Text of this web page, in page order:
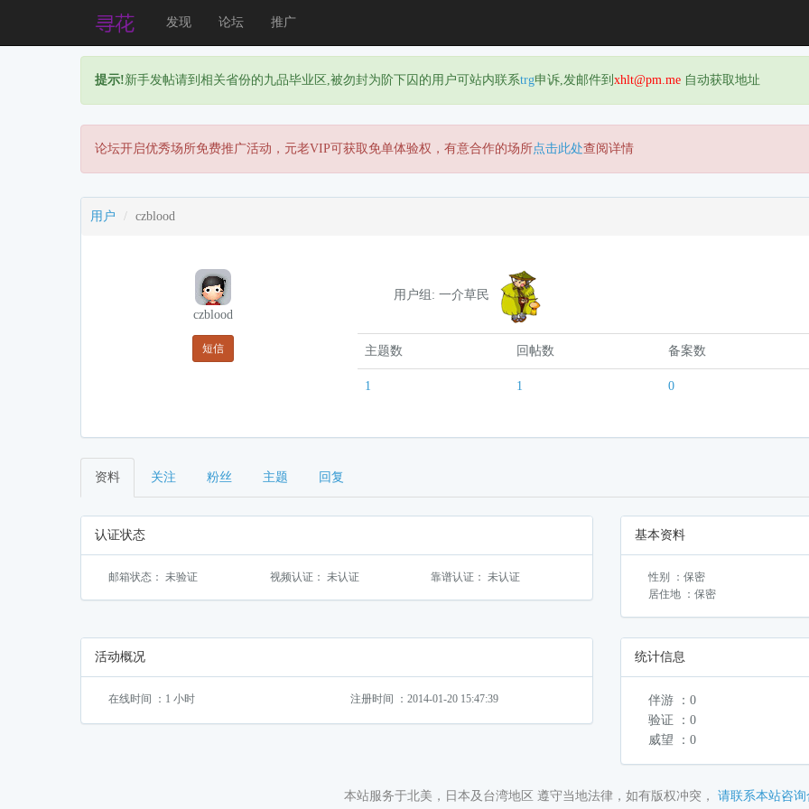
发现 论坛 推广
提示!新手发帖请到相关省份的九品毕业区,被勿封为阶下囚的用户可站内联系trg申诉,发邮件到 xhlt@pm.me 自动获取地址
论坛开启优秀场所免费推广活动，元老VIP可获取免单体验权，有意合作的场所点击此处查阅详情
用户 czblood
czblood
短信
用户组: 一介草民
主题数 回帖数 备案数
1 1 0
资料 关注 粉丝 主题 回复
认证状态
邮箱状态： 未验证 视频认证： 未认证 靠谱认证： 未认证
基本资料
性别 ：保密
居住地 ：保密
活动概况
在线时间 ：1 小时 注册时间 ：2014-01-20 15:47:39
统计信息
伴游 ：0
验证 ：0
威望 ：0
本站服务于北美，日本及台湾地区 遵守当地法律，如有版权冲突， 请联系本站咨